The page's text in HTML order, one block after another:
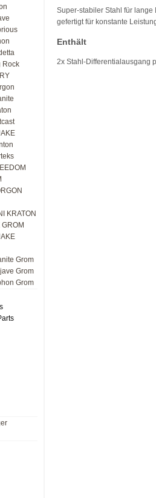
Rock
KRATON
Grom
Grom
Grom
Super-stabiler Stahl für
gefertigt für konstante
Enthält
2x Stahl-Differentialausgang